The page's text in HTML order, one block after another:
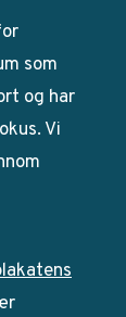
som
og har
Vi